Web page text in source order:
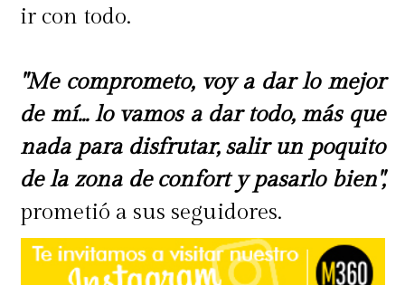
ir con todo.
"Me comprometo, voy a dar lo mejor
de mí... lo vamos a dar todo, más que
nada para disfrutar, salir un poquito
de la zona de confort y pasarlo bien",
prometió a sus seguidores.